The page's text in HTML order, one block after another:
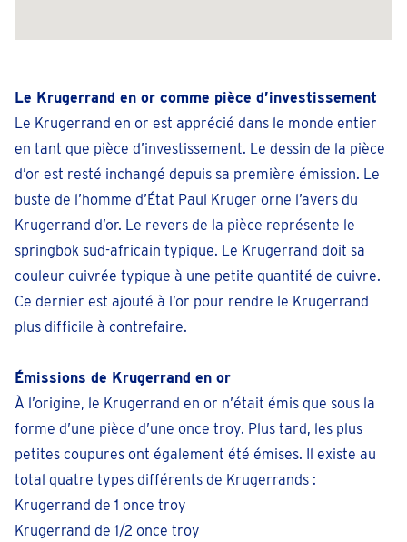
Ans
téléphoner 04 2954508
Prendre un rendez-vous
Antwerpen-Elisabethlaan
Elisabethlaan 4
Fermé• lundi pour 09:30
Antwerpen-Nationalestraat
Nationalestraat 64
téléphoner 03 808 20 48
Le Krugerrand en or comme pièce d’investissement
Le Krugerrand en or est apprécié dans le monde entier
en tant que pièce d’investissement. Le dessin de la pièce
d’or est resté inchangé depuis sa première émission. Le
buste de l’homme d’État Paul Kruger orne l’avers du
Krugerrand d’or. Le revers de la pièce représente le
springbok sud-africain typique. Le Krugerrand doit sa
couleur cuivrée typique à une petite quantité de cuivre.
Ce dernier est ajouté à l’or pour rendre le Krugerrand
plus difficile à contrefaire.
Émissions de Krugerrand en or
À l’origine, le Krugerrand en or n’était émis que sous la
forme d’une pièce d’une once troy. Plus tard, les plus
petites coupures ont également été émises. Il existe au
total quatre types différents de Krugerrands :
Krugerrand de 1 once troy
Krugerrand de 1/2 once troy